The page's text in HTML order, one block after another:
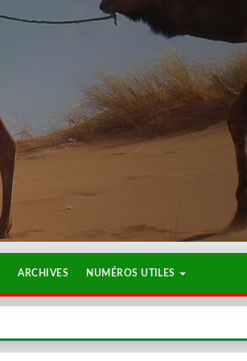
ARCHIVES NUMÉROS UTILES